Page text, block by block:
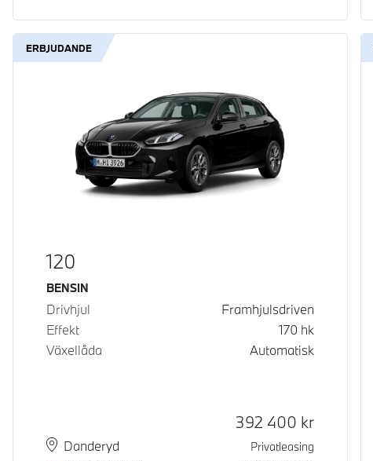
ERBJUDANDE
120
Bränsle
BENSIN
Drivhjul
Framhjulsdriven
Effekt
170 hk
Växellåda
Automatisk
PlatsDanderyd
Leveranstid
Kontantpris
392 400 kr
Privatleasing